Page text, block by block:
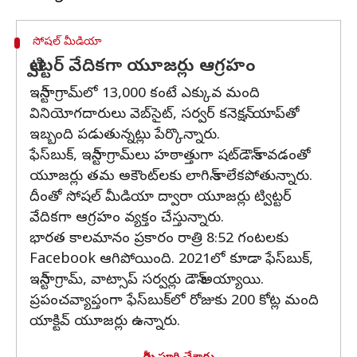
సోషల్ మీడియా
ట్విట్టర్ వేదికగా యూజర్లు ఆగ్రహం
ఇన్‌స్టాగ్రామ్‌లో 13,000 కంటే ఎక్కువ మంది
వినియోగదారులు వెబ్‌సైట్, సర్వర్ కనెక్షన్, యాప్‌తో
ఇబ్బంది పడుతున్నట్లు పేర్కొన్నారు.
ఫేస్‌బుక్, ఇన్‌స్టాగ్రామ్‌లు హఠాత్తుగా షట్‌డౌన్ కావడంతో
యూజర్లు తమ అకౌంట్‌లకు లాగిన్ కాలేకపోతున్నారు.
దీంతో సోషల్ మీడియా ద్వారా యూజర్లు ట్విట్టర్
వేదికగా ఆగ్రహం వ్యక్తం చేస్తున్నారు.
భారత కాలమానం ప్రకారం రాత్రి 8:52 గంటలకు
Facebook ఆగిపోయింది. 2021లో కూడా ఫేస్‌బుక్,
ఇన్‌స్టాగ్రామ్, వాట్సాప్ సర్వర్లు డౌన్ అయ్యాయి.
ప్రపంచవ్యాప్తంగా ఫేస్‌బుక్‌లో రోజుకు 200 కోట్ల మంది
యాక్టివ్ యూజర్లు ఉన్నారు.